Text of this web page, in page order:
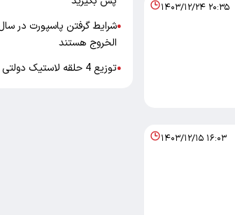
۱۴۰۳/۱۲/۲۴ ۲۰:۳۵
۱۴۰۳/۱۲/۱۵ ۱۶:۰۳
●
الخروج هستند
●توزیع 4 حلقه لاستیک دولتی رایگان با کدملی به همه